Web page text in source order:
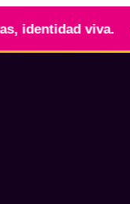
viva. •